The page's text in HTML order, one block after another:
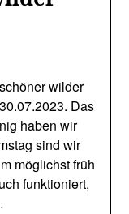
wilder
Das
haben wir
sind wir
möglichst früh
funktioniert,